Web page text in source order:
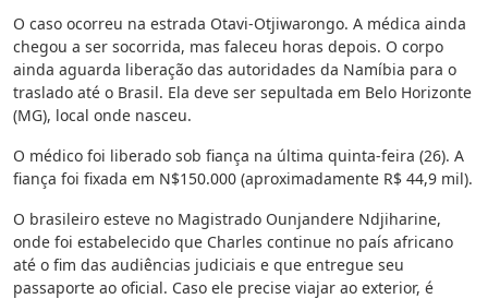
O caso ocorreu na estrada Otavi-Otjiwarongo. A médica ainda
chegou a ser socorrida, mas faleceu horas depois. O corpo
ainda aguarda liberação das autoridades da Namíbia para o
traslado até o Brasil. Ela deve ser sepultada em Belo Horizonte
(MG), local onde nasceu.
O médico foi liberado sob fiança na última quinta-feira (26). A
fiança foi fixada em N$150.000 (aproximadamente R$ 44,9 mil).
O brasileiro esteve no Magistrado Ounjandere Ndjiharine,
onde foi estabelecido que Charles continue no país africano
até o fim das audiências judiciais e que entregue seu
passaporte ao oficial. Caso ele precise viajar ao exterior, é